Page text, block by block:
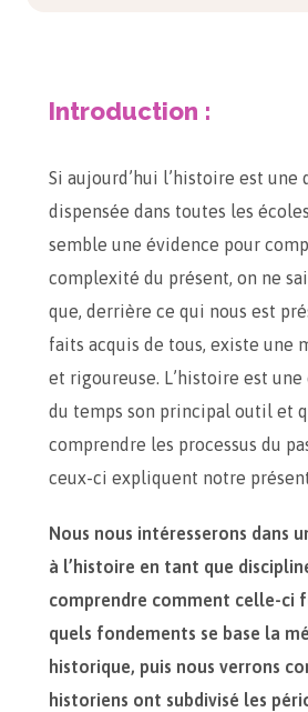
Introduction :
Si aujourd’hui l’histoire est une
dispensée dans toutes les
semble une évidence pour
complexité du présent, on ne
que, derrière ce qui nous est
faits acquis de tous, existe une
et rigoureuse. L’histoire est
du temps son principal outil et
comprendre les processus du
ceux-ci expliquent notre
Nous nous intéresserons dans
à l’histoire en tant que
comprendre comment celle-ci
quels fondements se base la
historique, puis nous verrons
historiens ont subdivisé les